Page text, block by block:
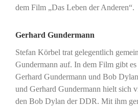
dem Film „Das Leben der Anderen“.
Gerhard Gundermann
Stefan Körbel trat gelegentlich
Gundermann auf. In dem Film gibt es
Gerhard Gundermann und Bob
und Gerhard Gundermann hielt sich
den Bob Dylan der DDR. Mit ihm